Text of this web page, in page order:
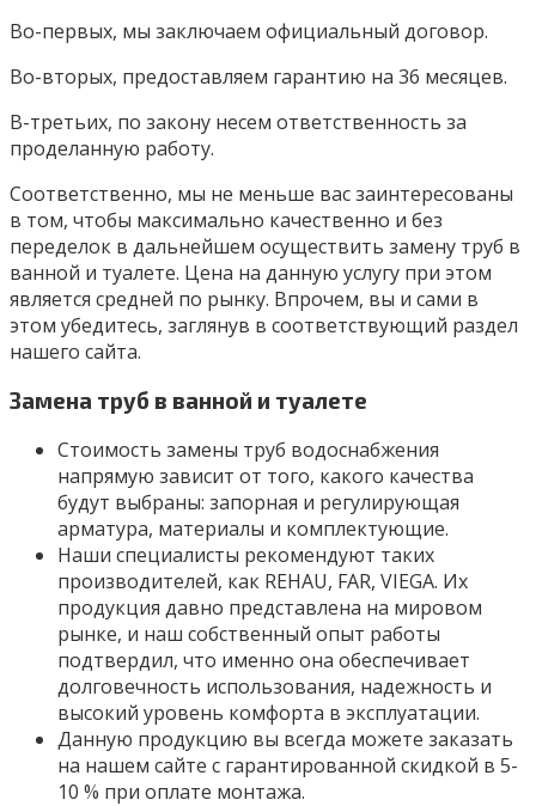
Во-первых, мы заключаем официальный договор.
Во-вторых, предоставляем гарантию на 36 месяцев.
В-третьих, по закону несем ответственность за
проделанную работу.
Соответственно, мы не меньше вас заинтересованы
в том, чтобы максимально качественно и без
переделок в дальнейшем осуществить замену труб в
ванной и туалете. Цена на данную услугу при этом
является средней по рынку. Впрочем, вы и сами в
этом убедитесь, заглянув в соответствующий раздел
нашего сайта.
Замена труб в ванной и туалете
Стоимость замены труб водоснабжения
напрямую зависит от того, какого качества
будут выбраны: запорная и регулирующая
арматура, материалы и комплектующие.
Наши специалисты рекомендуют таких
производителей, как REHAU, FAR, VIEGA. Их
продукция давно представлена на мировом
рынке, и наш собственный опыт работы
подтвердил, что именно она обеспечивает
долговечность использования, надежность и
высокий уровень комфорта в эксплуатации.
Данную продукцию вы всегда можете заказать
на нашем сайте с гарантированной скидкой в 5-
10 % при оплате монтажа.